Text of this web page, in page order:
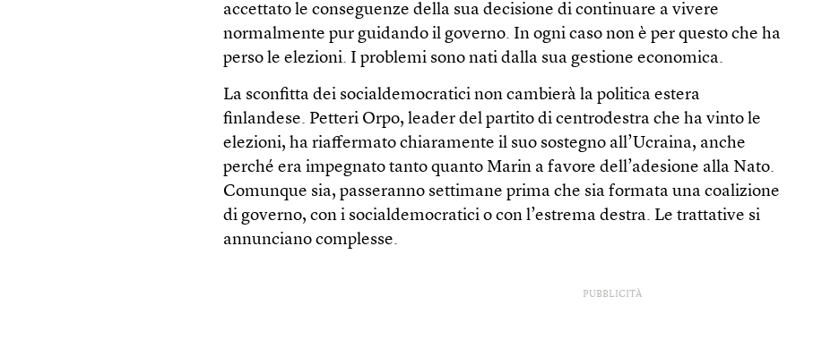
accettato le conseguenze della sua decisione di continuare a vivere
normalmente pur guidando il governo. In ogni caso non è per questo che ha
perso le elezioni. I problemi sono nati dalla sua gestione economica.
La sconfitta dei socialdemocratici non cambierà la politica estera
finlandese. Petteri Orpo, leader del partito di centrodestra che ha vinto le
elezioni, ha riaffermato chiaramente il suo sostegno all’Ucraina, anche
perché era impegnato tanto quanto Marin a favore dell’adesione alla Nato.
Comunque sia, passeranno settimane prima che sia formata una coalizione
di governo, con i socialdemocratici o con l’estrema destra. Le trattative si
annunciano complesse.
PUBBLICITÀ